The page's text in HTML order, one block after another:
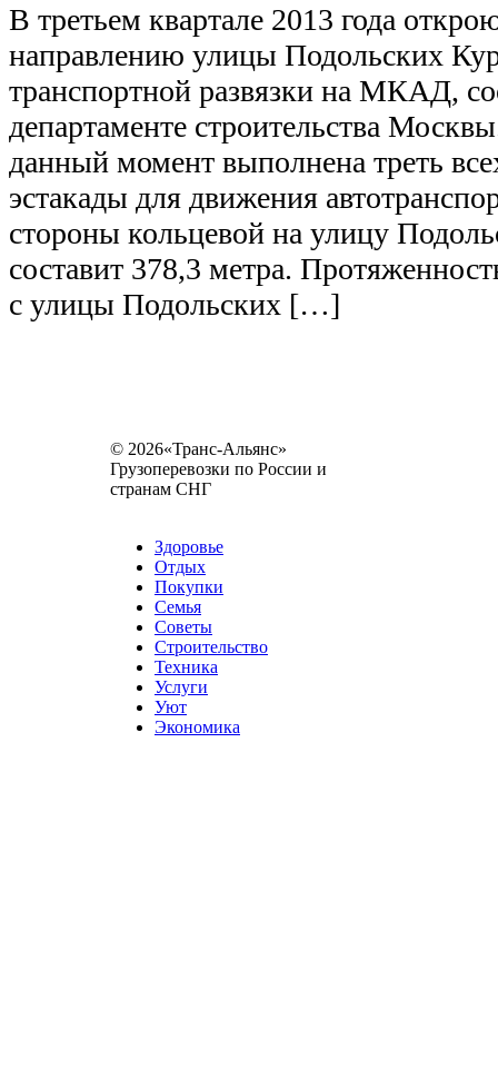
В третьем квартале 2013 года
направлению улицы Подольских
транспортной развязки на МКАД,
департаменте строительства
данный момент выполнена треть
эстакады для движения
стороны кольцевой на улицу
составит 378,3 метра.
с улицы Подольских […]
© 2026«Транс-Альянс»
Грузоперевозки по России и
странам СНГ
Здоровье
Отдых
Покупки
Семья
Советы
Строительство
Техника
Услуги
Уют
Экономика